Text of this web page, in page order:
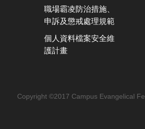
職場霸凌防治措施、
申訴及懲戒處理規範
個人資料檔案安全維
護計畫
Copyright ©2017 Campus Evangelical